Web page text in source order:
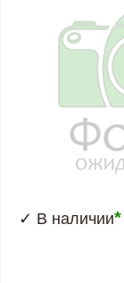
✓ В наличии*